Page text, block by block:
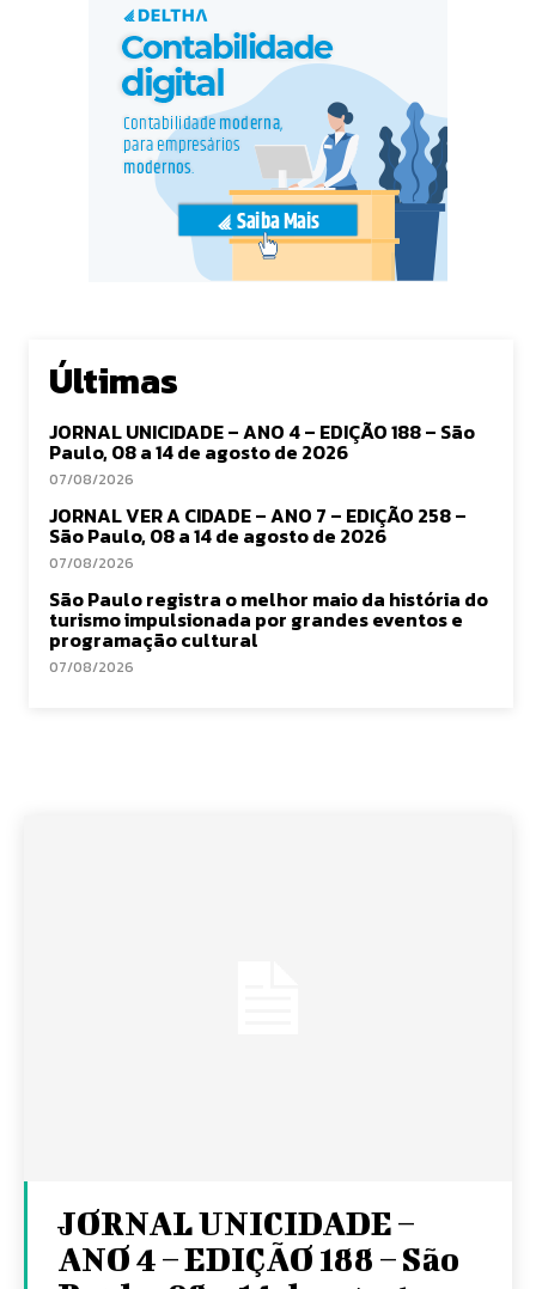
Últimas
JORNAL UNICIDADE – ANO 4 – EDIÇÃO 188 – São
Paulo, 08 a 14 de agosto de 2026
07/08/2026
JORNAL VER A CIDADE – ANO 7 – EDIÇÃO 258 –
São Paulo, 08 a 14 de agosto de 2026
07/08/2026
São Paulo registra o melhor maio da história do
turismo impulsionada por grandes eventos e
programação cultural
07/08/2026
JORNAL UNICIDADE –
ANO 4 – EDIÇÃO 188 – São